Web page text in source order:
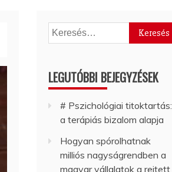
Keresés:
LEGUTÓBBI BEJEGYZÉSEK
# Pszichológiai titoktartás:
a terápiás bizalom alapja
Hogyan spórolhatnak
milliós nagyságrendben a
magyar vállalatok a rejtett